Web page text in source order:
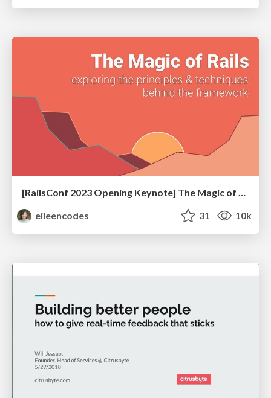
[RailsConf 2023 Opening Keynote] The Magic of Rails
eileencodes
31 10k